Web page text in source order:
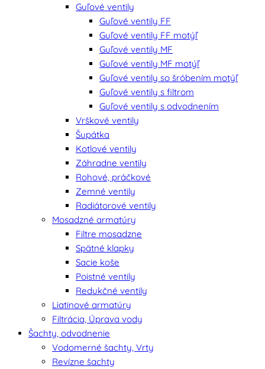
Guľové ventily
Guľové ventily FF
Guľové ventily FF motýľ
Guľové ventily MF
Guľové ventily MF motýľ
Guľové ventily so šróbením motýľ
Guľové ventily s filtrom
Guľové ventily s odvodnením
Vrškové ventily
Šupátka
Kotlové ventily
Záhradne ventily
Rohové, práčkové
Zemné ventily
Radiátorové ventily
Mosadzné armatúry
Filtre mosadzne
Spätné klapky
Sacie koše
Poistné ventily
Redukčné ventily
Liatinové armatúry
Filtrácia, Úprava vody
Šachty, odvodnenie
Vodomerné šachty, Vrty
Revízne šachty